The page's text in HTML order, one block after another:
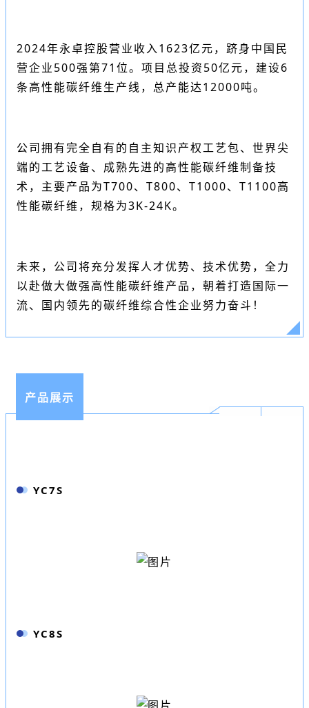
2024年永卓控股营业收入1623亿元，跻身中国民
营企业500强第71位。项目总投资50亿元，建设6
条高性能碳纤维生产线，总产能达12000吨。
公司拥有完全自有的自主知识产权工艺包、世界尖
端的工艺设备、成熟先进的高性能碳纤维制备技
术，主要产品为T700、T800、T1000、T1100高
性能碳纤维，规格为3K-24K。
未来，公司将充分发挥人才优势、技术优势，全力
以赴做大做强高性能碳纤维产品，朝着打造国际一
流、国内领先的碳纤维综合性企业努力奋斗！
产品展示
YC7S
YC8S